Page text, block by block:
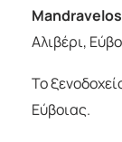
Αλιβέρι,
Το
Εύβοιας.